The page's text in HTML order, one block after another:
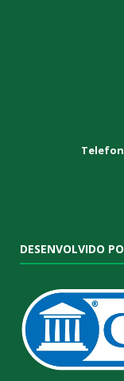
DESENVOLVIDO